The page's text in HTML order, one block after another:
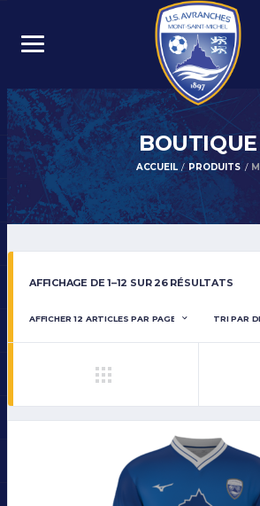
BOUTIQUE
ACCUEIL PRODUITS M
AFFICHAGE DE 1–12 SUR 26 RÉSULTATS